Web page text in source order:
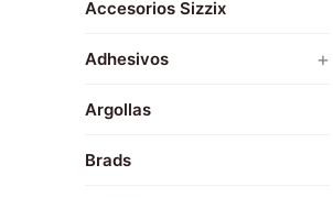
Resina
Accesorios Sizzix
Adhesivos +
Sellos
Argollas
Brads